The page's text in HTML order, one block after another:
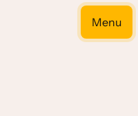
Menu